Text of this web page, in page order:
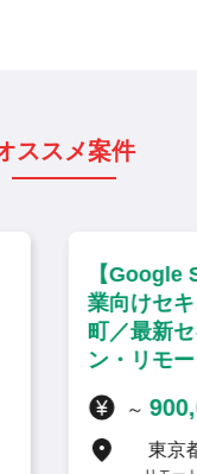
ススメ案件
活用した大手企
用・分析】大手
ソリューショ